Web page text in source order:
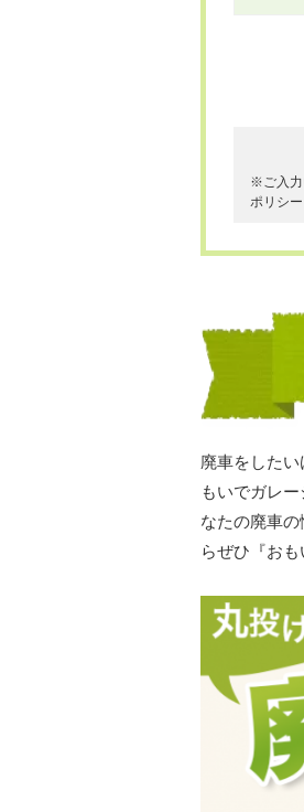
※ご入力
ポリシ
廃車をした
もいでガレ
なたの廃車
らぜひ『お